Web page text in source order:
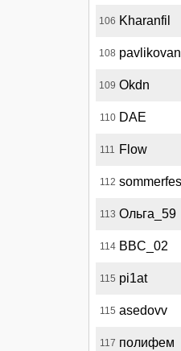
106 Kharanfil
108 pavlikovan
109 Okdn
110 DAE
111 Flow
112
113 Ольга_59
114 BBC_02
115 pi1at
115 asedovv
117 полифем